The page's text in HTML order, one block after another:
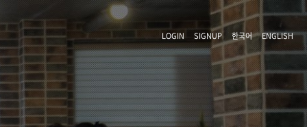
한국어 ENGLISH
LOGIN SIGNUP